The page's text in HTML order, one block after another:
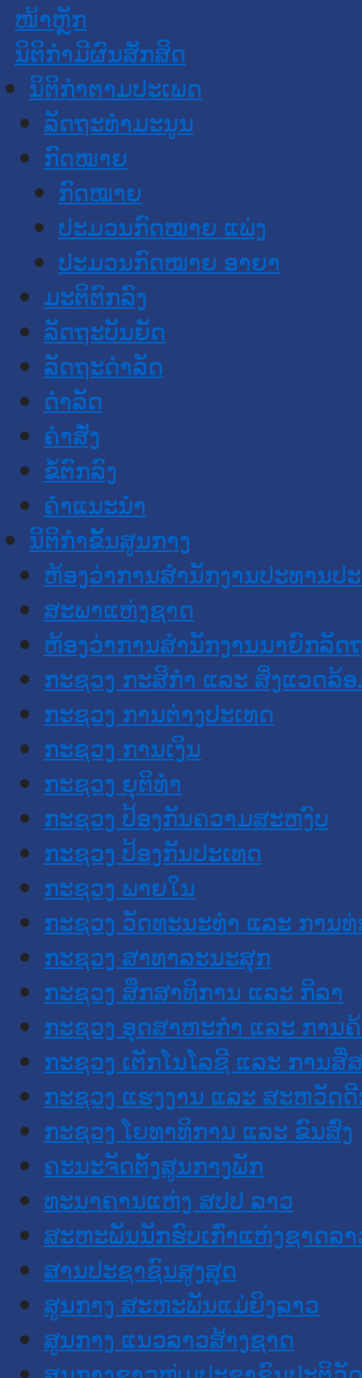
ໜ້າຫຼັກ
ນິຕິກໍາມີຜົນສັກສິດ
ນິຕິກໍາຕາມປະເພດ
ລັດຖະທໍາມະນູນ
ກົດໝາຍ
ກົດໝາຍ
ປະມວນກົດໝາຍ ແພ່ງ
ປະມວນກົດໝາຍ ອາຍາ
ມະຕິຕົກລົງ
ລັດຖະບັນຍັດ
ລັດຖະດໍາລັດ
ດໍາລັດ
ຄໍາສັ່ງ
ຂໍ້ຕົກລົງ
ຄໍາແນະນໍາ
ນິຕິກໍາຂັ້ນສູນກາງ
ຫ້ອງວ່າການສໍານັກງານປະທານປ
ສະພາແຫ່ງຊາດ
ຫ້ອງວ່າການສຳນັກງານນາຍົກລັດ
ກະຊວງ ກະສິກຳ ແລະ ສິ່ງແວດລ້
ກະຊວງ ການຕ່າງປະເທດ
ກະຊວງ ການເງິນ
ກະຊວງ ຍຸຕິທໍາ
ກະຊວງ ປ້ອງກັນຄວາມສະຫງົບ
ກະຊວງ ປ້ອງກັນປະເທດ
ກະຊວງ ພາຍໃນ
ກະຊວງ ວັດທະນະທຳ ແລະ ການ
ກະຊວງ ສາທາລະນະສຸກ
ກະຊວງ ສຶກສາທິການ ແລະ ກິລາ
ກະຊວງ ອຸດສາຫະກຳ ແລະ ການ
ກະຊວງ ເຕັກໂນໂລຊີ ແລະ ການສື່
ກະຊວງ ແຮງງານ ແລະ ສະຫວັດ
ກະຊວງ ໂຍທາທິການ ແລະ ຂົນສົ່ງ
ຄະນະຈັດຕັ້ງສູນກາງພັກ
ທະນາຄານແຫ່ງ ສປປ ລາວ
ສະຫະພັນນັກຮົບເກົ່າແຫ່ງຊາດລ
ສານປະຊາຊົນສູງສຸດ
ສູນກາງ ສະຫະພັນແມ່ຍິງລາວ
ສູນກາງ ແນວລາວສ້າງຊາດ